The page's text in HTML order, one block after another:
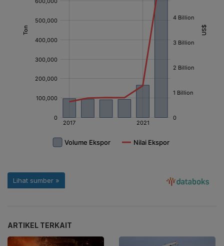
ARTIKEL TERKAIT